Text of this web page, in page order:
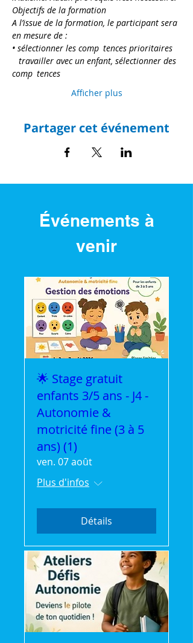
Objectifs de la formation
A l’issue de la formation, le participant sera
en mesure de :
• sélectionner les comp tences prioritaires
travailler avec un enfant, sélectionner des
comp tences
Afficher plus
Partager cet événement
Événements à
venir
🌟 Stage gratuit
enfants 3/5 ans - J4 -
Autonomie &
motricité fine (3 à 5
ans) (1)
ven. 07 août
Plus d'infos
Détails